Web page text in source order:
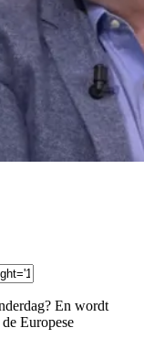
En wordt
Europese